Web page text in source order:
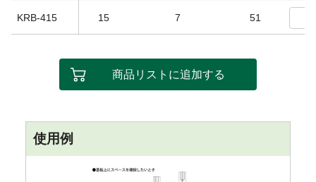
KRB-415 15 7 51
商品リストに追加する
使用例